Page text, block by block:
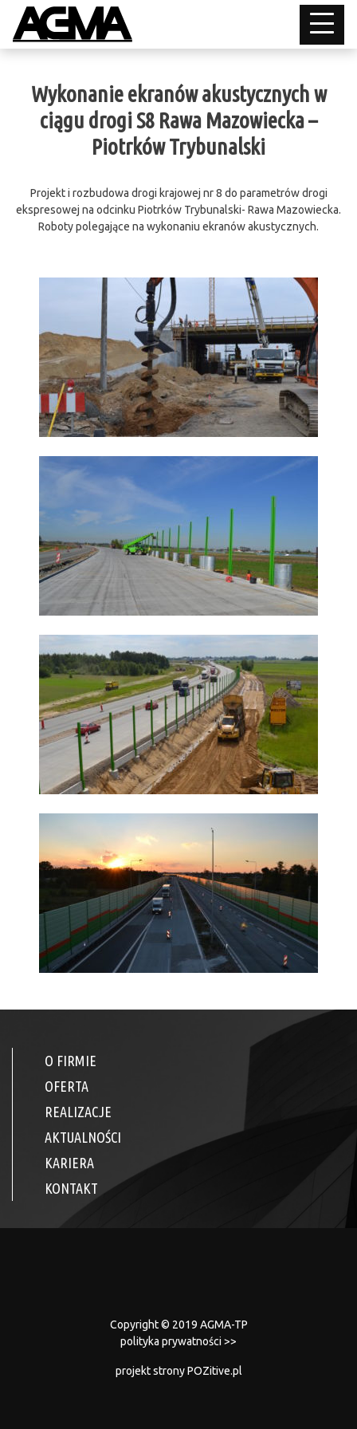
Wykonanie ekranów akustycznych w
ciągu drogi S8 Rawa Mazowiecka –
Piotrków Trybunalski
Projekt i rozbudowa drogi krajowej nr 8 do parametrów drogi
ekspresowej na odcinku Piotrków Trybunalski- Rawa Mazowiecka.
Roboty polegające na wykonaniu ekranów akustycznych.
O FIRMIE
OFERTA
REALIZACJE
AKTUALNOŚCI
KARIERA
KONTAKT
Copyright © 2019 AGMA-TP
polityka prywatności >>
projekt stronyPOZitive.pl